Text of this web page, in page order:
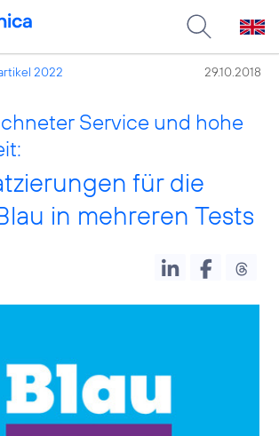
2022 29.10.2018
Service und hohe
für die
in mehreren Tests